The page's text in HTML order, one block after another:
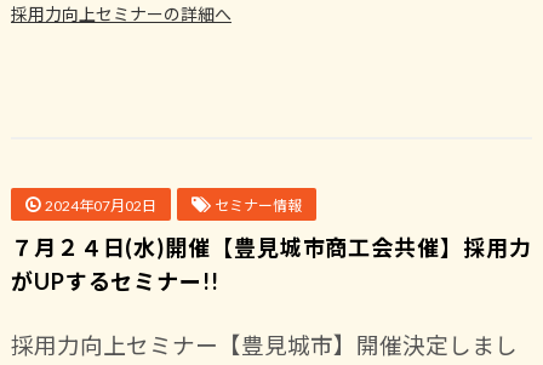
採用力向上セミナーの詳細へ
2024年07月02日 セミナー情報
７月２４日(水)開催【豊見城市商工会共催】採用力
がUPするセミナー!!
採用力向上セミナー【豊見城市】開催決定しまし